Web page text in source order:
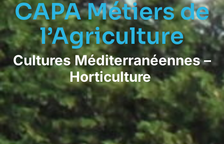
CAPA Métiers de
l’Agriculture
Cultures Méditerranéennes –
Horticulture